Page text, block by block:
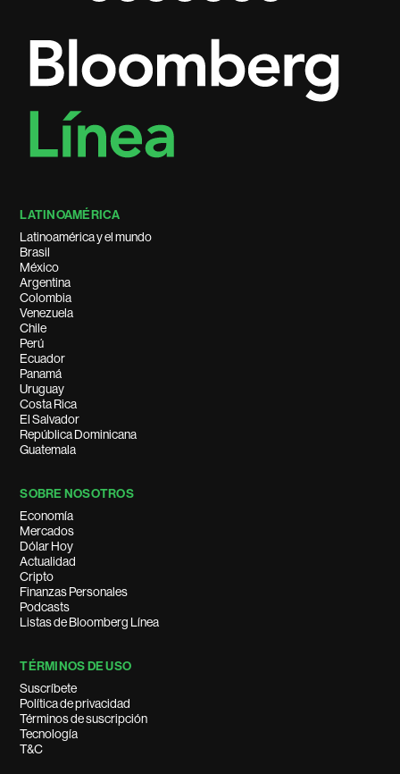
LATINOAMÉRICA
Latinoamérica y el mundo
Brasil
México
Argentina
Colombia
Venezuela
Chile
Perú
Ecuador
Panamá
Uruguay
Costa Rica
El Salvador
República Dominicana
Guatemala
SOBRE NOSOTROS
Economía
Mercados
Dólar Hoy
Actualidad
Cripto
Finanzas Personales
Podcasts
Listas de Bloomberg Línea
TÉRMINOS DE USO
Suscríbete
Política de privacidad
Términos de suscripción
Tecnología
T&C